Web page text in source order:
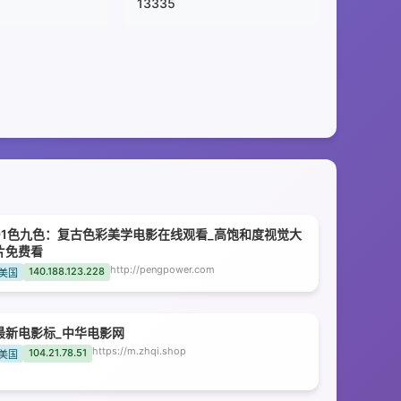
13335
色九色：复古色彩美学电影在线观看_高饱和度视觉大
免费看
国 140.188.123.228 http://pengpower.com
新电影标_中华电影网
国 104.21.78.51 https://m.zhqi.shop